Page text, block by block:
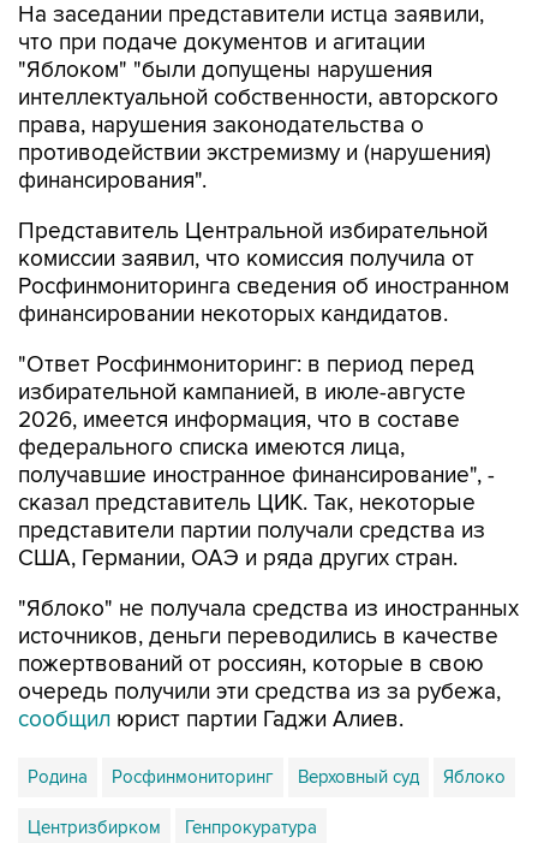
На заседании представители истца заявили,
что при подаче документов и агитации
"Яблоком" "были допущены нарушения
интеллектуальной собственности, авторского
права, нарушения законодательства о
противодействии экстремизму и (нарушения)
финансирования".
Представитель Центральной избирательной
комиссии заявил, что комиссия получила от
Росфинмониторинга сведения об иностранном
финансировании некоторых кандидатов.
"Ответ Росфинмониторинг: в период перед
избирательной кампанией, в июле-августе
2026, имеется информация, что в составе
федерального списка имеются лица,
получавшие иностранное финансирование", -
сказал представитель ЦИК. Так, некоторые
представители партии получали средства из
США, Германии, ОАЭ и ряда других стран.
"Яблоко" не получала средства из иностранных
источников, деньги переводились в качестве
пожертвований от россиян, которые в свою
очередь получили эти средства из за рубежа,
сообщил юрист партии Гаджи Алиев.
Родина Росфинмониторинг Верховный суд Яблоко
Центризбирком Генпрокуратура